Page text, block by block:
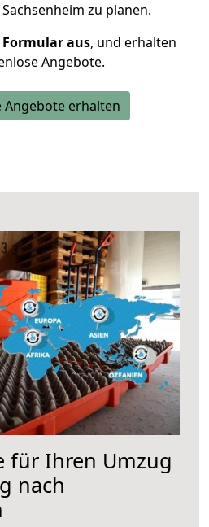
zu planen.
aus, und erhalten
Angebote.
Angebote erhalten
für Ihren Umzug
nach